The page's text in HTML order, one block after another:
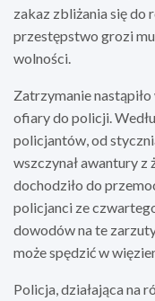
zakaz zbliżania się do
przestępstwo grozi
wolności.
Zatrzymanie
ofiary do policji.
policjantów, od
wszczynał awantury
dochodziło do
policjanci ze
dowodów na te
może spędzić w
Policja, działająca na